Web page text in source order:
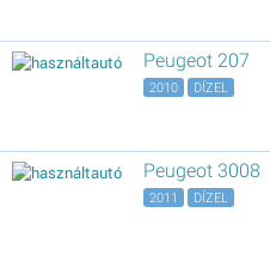
Peugeot 207
2010 DÍZEL
Peugeot 3008
2011 DÍZEL